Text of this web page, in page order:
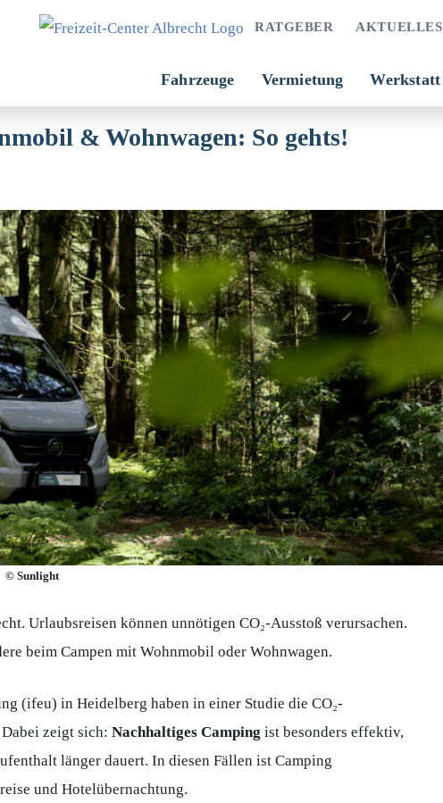
RATGEBER AKTUELLES
Fahrzeuge Vermietung Werkstatt
& Wohnwagen: So gehts!
© Sunlight
Urlaubsreisen können unnötigen CO₂-Ausstoß verursachen.
beim Campen mit Wohnmobil oder Wohnwagen.
(ifeu) in Heidelberg haben in einer Studie die CO₂-
zeigt sich: Nachhaltiges Camping ist besonders effektiv,
länger dauert. In diesen Fällen ist Camping
und Hotelübernachtung.